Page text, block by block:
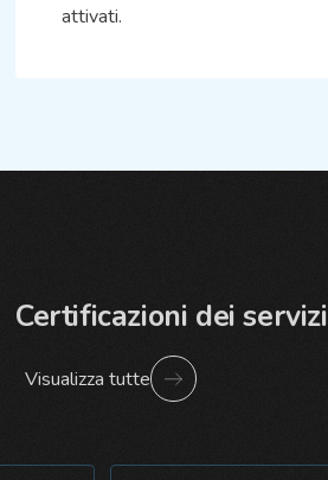
attivati.
Certificazioni dei servizi
Visualizza tutte